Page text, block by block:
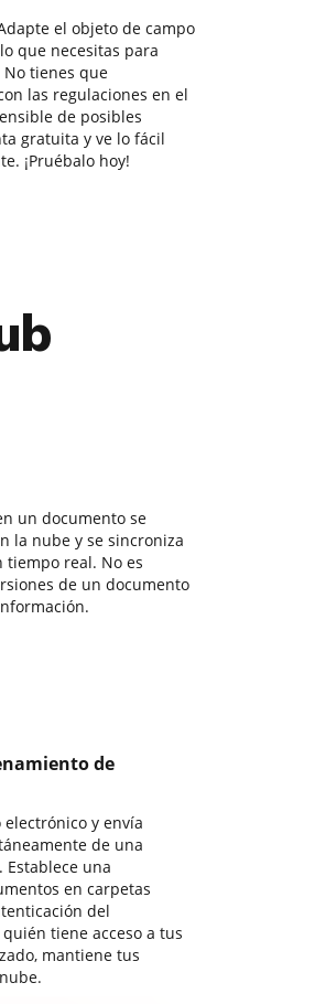
el objeto de campo
que necesitas para
tienes que
las regulaciones en el
de posibles
gratuita y ve lo fácil
¡Pruébalo hoy!
un documento se
la nube y se sincroniza
tiempo real. No es
de un documento
de
y envía
de una
Establece una
en carpetas
del
tiene acceso a tus
mantiene tus